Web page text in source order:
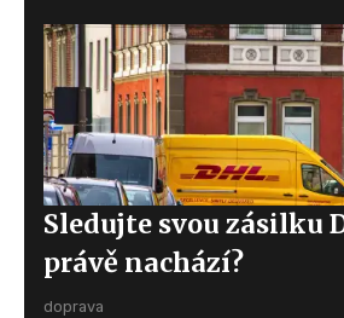
Sledujte svou zásilku
právě nachází?
doprava